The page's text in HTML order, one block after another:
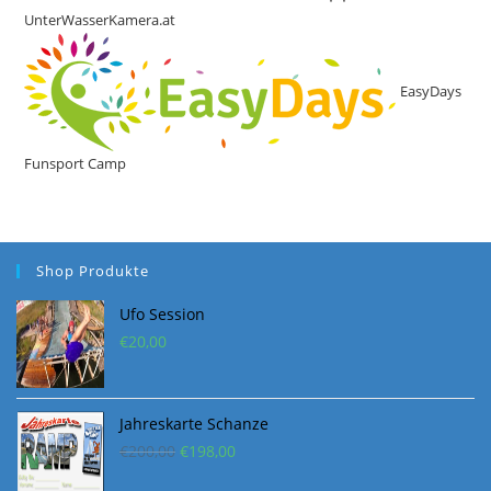
UnterWasserKamera.at
EasyDays
Funsport Camp
Shop Produkte
Ufo Session
€20,00
Jahreskarte Schanze
€200,00 Ursprünglicher
€198,00Aktueller